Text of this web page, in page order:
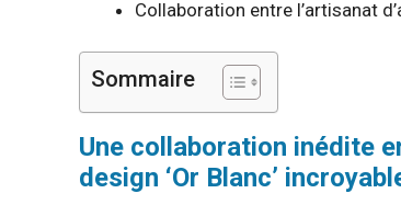
Collaboration entre l’artisanat
Sommaire
Une collaboration inédite
design ‘Or Blanc’